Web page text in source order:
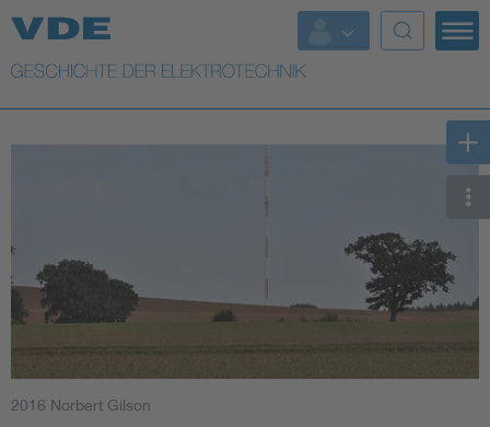
Top Themen
Weitere Themen
2016 Norbert Gilson